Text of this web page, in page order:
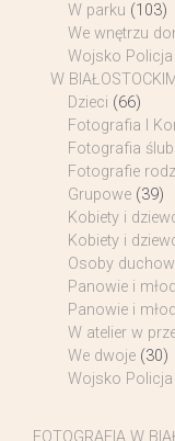
W parku (103)
We wnętrzu
Wojsko
W
Dzieci (66)
Fotografia I
Fotografia
Fotografie
Grupowe (39)
Kobiety i
Kobiety i
Osoby
Panowie i
Panowie i
W atelier w
We dwoje (30)
Wojsko